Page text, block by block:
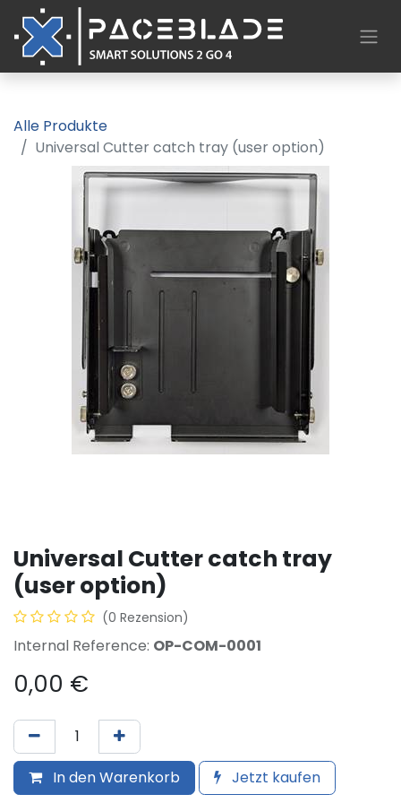
Alle Produkte
Universal Cutter catch tray (user option)
Universal Cutter catch tray
(user option)
(0 Rezension)
Internal Reference: OP-COM-0001
0,00 €
In den Warenkorb Jetzt kaufen